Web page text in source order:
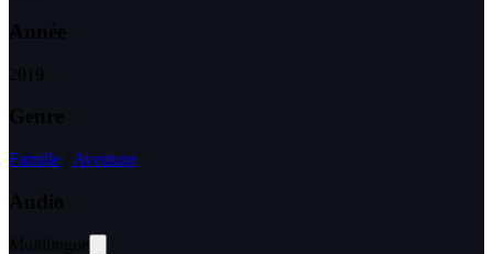
Année
2019
Genre
Famille Aventure
Audio
Multilingue